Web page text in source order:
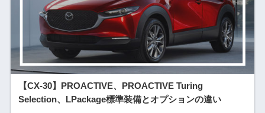
【CX-30】PROACTIVE、PROACTIVE Turing
Selection、LPackage標準装備とオプションの違い